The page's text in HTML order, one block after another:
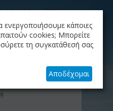
ΜΑΣ ΕΤΑΙΡΙΑ
ΚΑΛΆΘΙ
Το καλάθι είναι άδειο
κάποιες
cookies; Μπορείτε
τη συγκατάθεσή σας
Αποδέχομαι